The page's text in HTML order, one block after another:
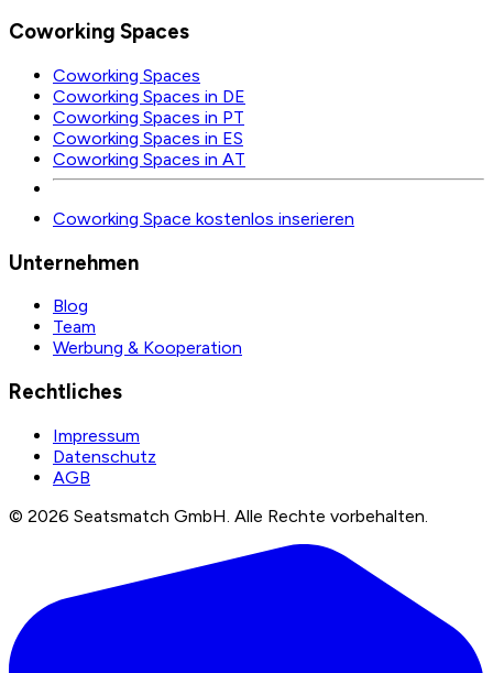
Coworking Spaces
Coworking Spaces
Coworking Spaces in DE
Coworking Spaces in PT
Coworking Spaces in ES
Coworking Spaces in AT
Coworking Space kostenlos inserieren
Unternehmen
Blog
Team
Werbung & Kooperation
Rechtliches
Impressum
Datenschutz
AGB
© 2026 Seatsmatch GmbH. Alle Rechte vorbehalten.